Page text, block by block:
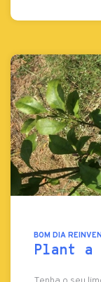
BOM DIA
Plant a